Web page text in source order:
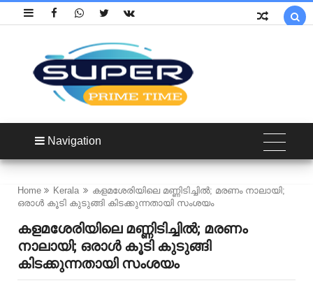

Navigation
Home Kerala
കളമശേരിയിലെ മണ്ണിടിച്ചിൽ; മരണം നാലായി;
ഒരാൾ കൂടി കുടുങ്ങി കിടക്കുന്നതായി സംശയം
കളമശേരിയിലെ മണ്ണിടിച്ചിൽ; മരണം
നാലായി; ഒരാൾ കൂടി കുടുങ്ങി
കിടക്കുന്നതായി സംശയം